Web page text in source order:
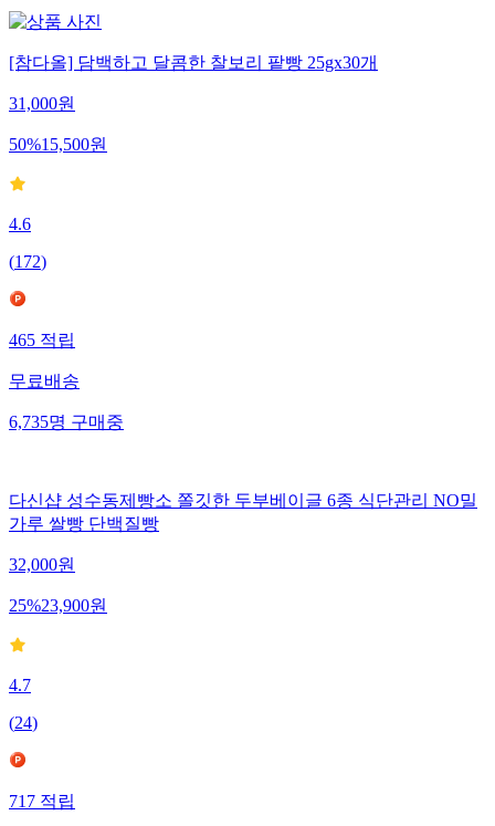
[참다올] 담백하고 달콤한 찰보리 팥빵 25gx30개
31,000원
50%15,500원
4.6
(172)
465적립
무료배송
6,735명구매중
다신샵 성수동제빵소 쫄깃한 두부베이글 6종 식단관리 NO밀
가루 쌀빵 단백질빵
32,000원
25%23,900원
4.7
(24)
717적립